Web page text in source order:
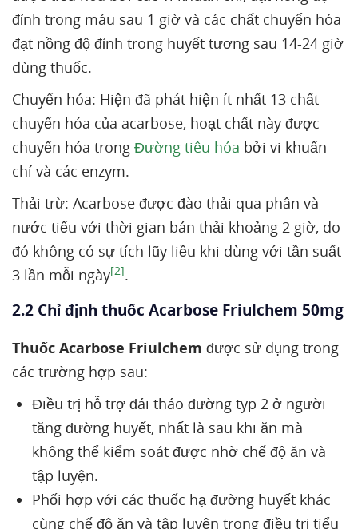
đỉnh trong máu sau 1 giờ và các chất chuyển hóa
đạt nồng độ đỉnh trong huyết tương sau 14-24 giờ
dùng thuốc.
Chuyển hóa: Hiện đã phát hiện ít nhất 13 chất
chuyển hóa của acarbose, hoạt chất này được
chuyển hóa trong Đường tiêu hóa bởi vi khuẩn
chí và các enzym.
Thải trừ: Acarbose được đào thải qua phân và
nước tiểu với thời gian bán thải khoảng 2 giờ, do
đó không có sự tích lũy liều khi dùng với tần suất
3 lần mỗi ngày[2].
2.2 Chỉ định thuốc Acarbose Friulchem 50mg
Thuốc Acarbose Friulchem được sử dụng trong
các trường hợp sau:
Điều trị hỗ trợ đái tháo đường typ 2 ở người
tăng đường huyết, nhất là sau khi ăn mà
không thể kiểm soát được nhờ chế độ ăn và
tập luyện.
Phối hợp với các thuốc hạ đường huyết khác
cùng chế độ ăn và tập luyện trong điều trị tiểu